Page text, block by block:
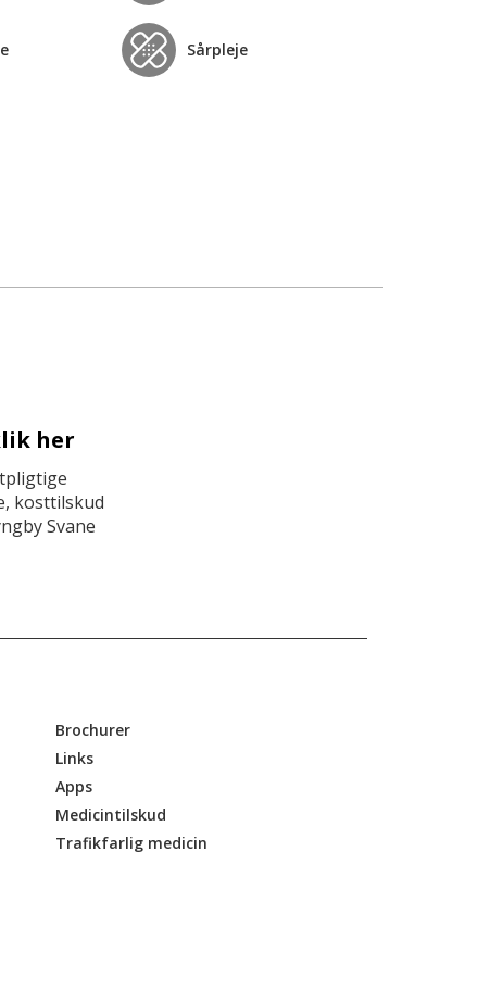
Sårpleje
her
kosttilskud
Svane
Brochurer
Links
Apps
Medicintilskud
Trafikfarlig medicin